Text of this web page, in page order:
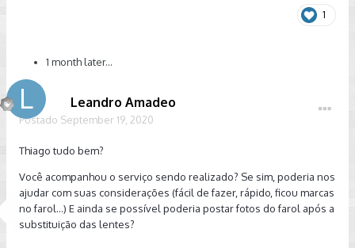
1
1 month later...
Leandro Amadeo
Postado September 19, 2020
Thiago tudo bem?
Você acompanhou o serviço sendo realizado? Se sim, poderia nos
ajudar com suas considerações (fácil de fazer, rápido, ficou marcas
no farol...) E ainda se possível poderia postar fotos do farol após a
substituição das lentes?